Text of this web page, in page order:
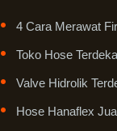
4 Cara Merawat
Toko Hose
Valve Hidrolik
Hose Hanaflex